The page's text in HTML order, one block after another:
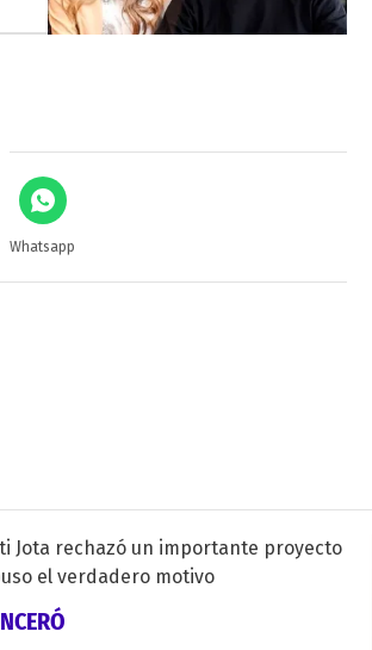
Whatsapp